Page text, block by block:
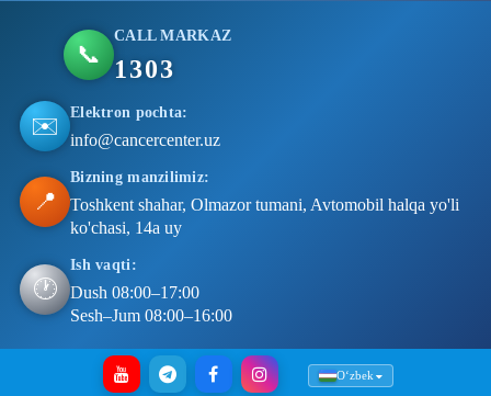
📞
CALL MARKAZ
1303
✉️ Elektron pochta:
info@cancercenter.uz
📍
Bizning manzilimiz:
Toshkent shahar, Olmazor tumani, Avtomobil halqa yo'li
ko'chasi, 14a uy
🕐
Ish vaqti:
Dush 08:00–17:00
Sesh–Jum 08:00–16:00
Oʻzbek